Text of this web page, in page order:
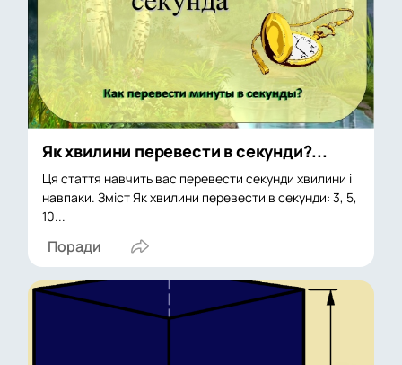
Як хвилини перевести в секунди?...
Ця стаття навчить вас перевести секунди хвилини і
навпаки. Зміст Як хвилини перевести в секунди: 3, 5,
10...
Поради